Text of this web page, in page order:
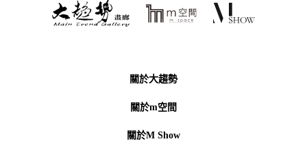
關於大趨勢
關於m空間
關於M Show